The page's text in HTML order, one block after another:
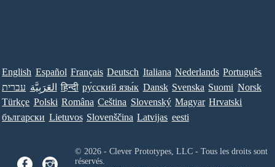
English Español Français Deutsch Italiana Nederlands Português
עברית العَرَبِيَّة हिन्दी ру́сский язы́к Dansk Svenska Suomi Norsk
Türkçe Polski Româna Ceština Slovenský Magyar Hrvatski
български Lietuvos Slovenščina Latvijas eesti
© 2026 - Clever Prototypes, LLC - Tous les droits sont
réservés.